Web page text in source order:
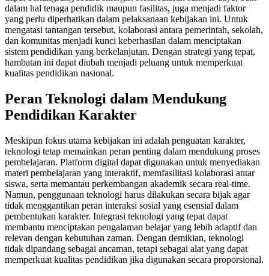
dalam hal tenaga pendidik maupun fasilitas, juga menjadi faktor
yang perlu diperhatikan dalam pelaksanaan kebijakan ini. Untuk
mengatasi tantangan tersebut, kolaborasi antara pemerintah, sekolah,
dan komunitas menjadi kunci keberhasilan dalam menciptakan
sistem pendidikan yang berkelanjutan. Dengan strategi yang tepat,
hambatan ini dapat diubah menjadi peluang untuk memperkuat
kualitas pendidikan nasional.
Peran Teknologi dalam Mendukung
Pendidikan Karakter
Meskipun fokus utama kebijakan ini adalah penguatan karakter,
teknologi tetap memainkan peran penting dalam mendukung proses
pembelajaran. Platform digital dapat digunakan untuk menyediakan
materi pembelajaran yang interaktif, memfasilitasi kolaborasi antar
siswa, serta memantau perkembangan akademik secara real-time.
Namun, penggunaan teknologi harus dilakukan secara bijak agar
tidak menggantikan peran interaksi sosial yang esensial dalam
pembentukan karakter. Integrasi teknologi yang tepat dapat
membantu menciptakan pengalaman belajar yang lebih adaptif dan
relevan dengan kebutuhan zaman. Dengan demikian, teknologi
tidak dipandang sebagai ancaman, tetapi sebagai alat yang dapat
memperkuat kualitas pendidikan jika digunakan secara proporsional.